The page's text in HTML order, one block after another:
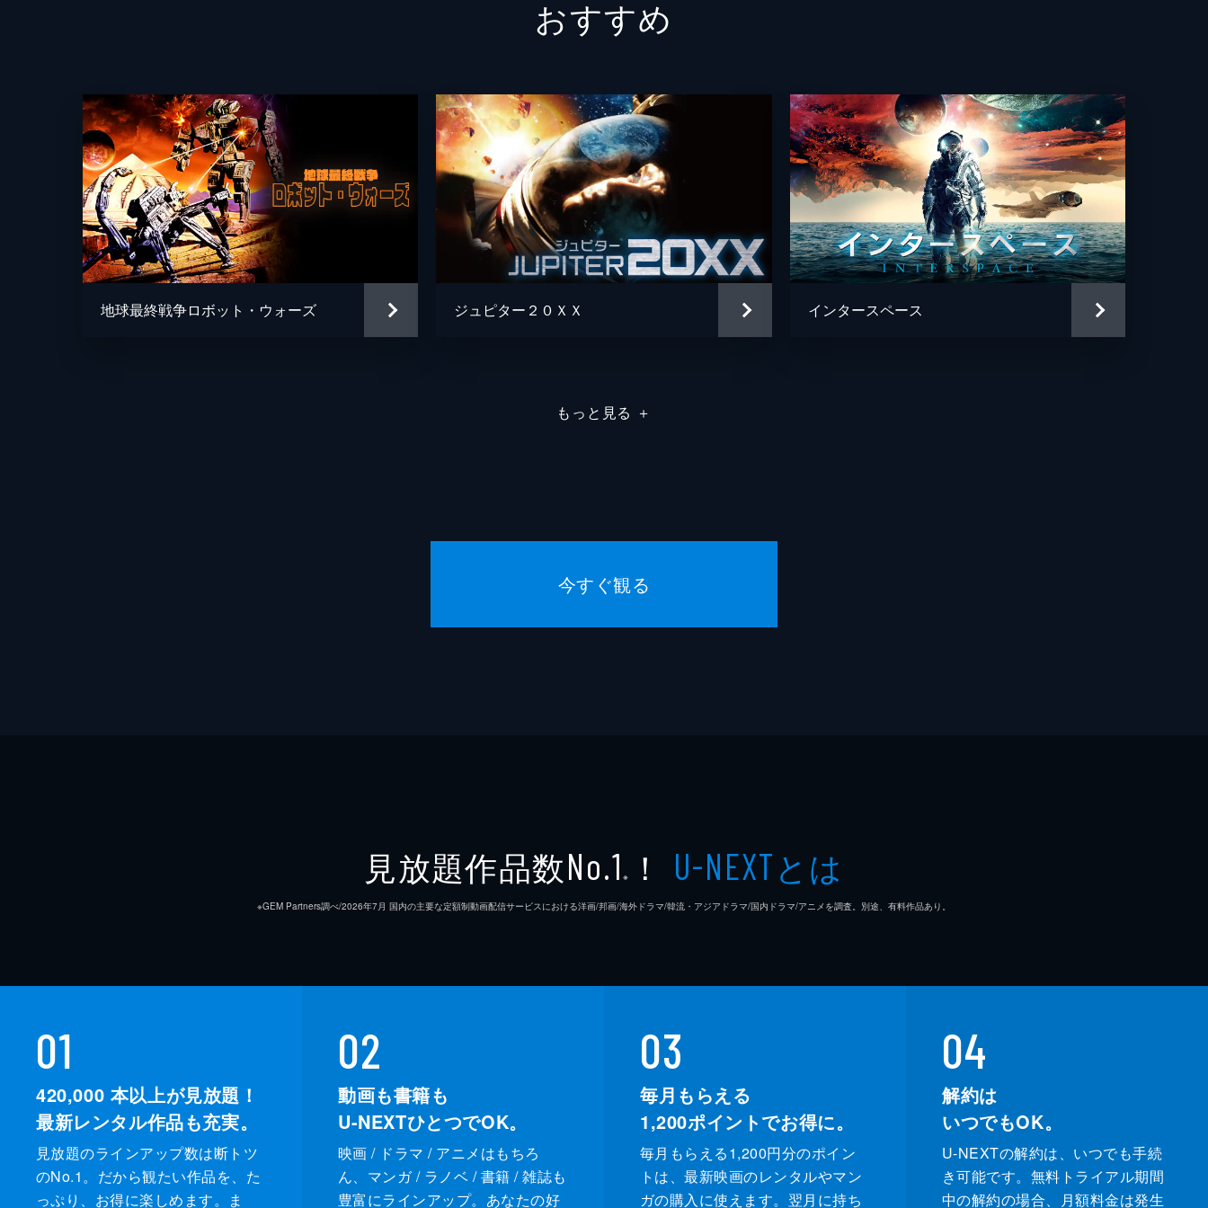
おすすめ
地球最終戦争ロボット・ウォーズ ジュピター２０ＸＸ インタースペース
もっと見る ＋
今すぐ観る
見放題作品数No.1 ※ ！ U-NEXTとは
※GEM Partners調べ/2026年7⽉ 国内の主要な定額制動画配信サービスにおける洋画/邦画/海外ドラマ/韓流・アジアドラマ/国内ドラマ/アニメを調査。別途、有料作品あり。
01
420,000 本以上が見放題！
最新レンタル作品も充実。
見放題のラインアップ数は断トツ
のNo.1。だから観たい作品を、た
っぷり、お得に楽しめます。ま
02
動画も書籍も
U-NEXTひとつでOK。
映画 / ドラマ / アニメはもちろ
ん、マンガ / ラノベ / 書籍 / 雑誌も
豊富にラインアップ。あなたの好
03
毎月もらえる
1,200ポイントでお得に。
毎月もらえる1,200円分のポイン
トは、最新映画のレンタルやマン
ガの購入に使えます。翌月に持ち
04
解約は
いつでもOK。
U-NEXTの解約は、いつでも手続
き可能です。無料トライアル期間
中の解約の場合、月額料金は発生